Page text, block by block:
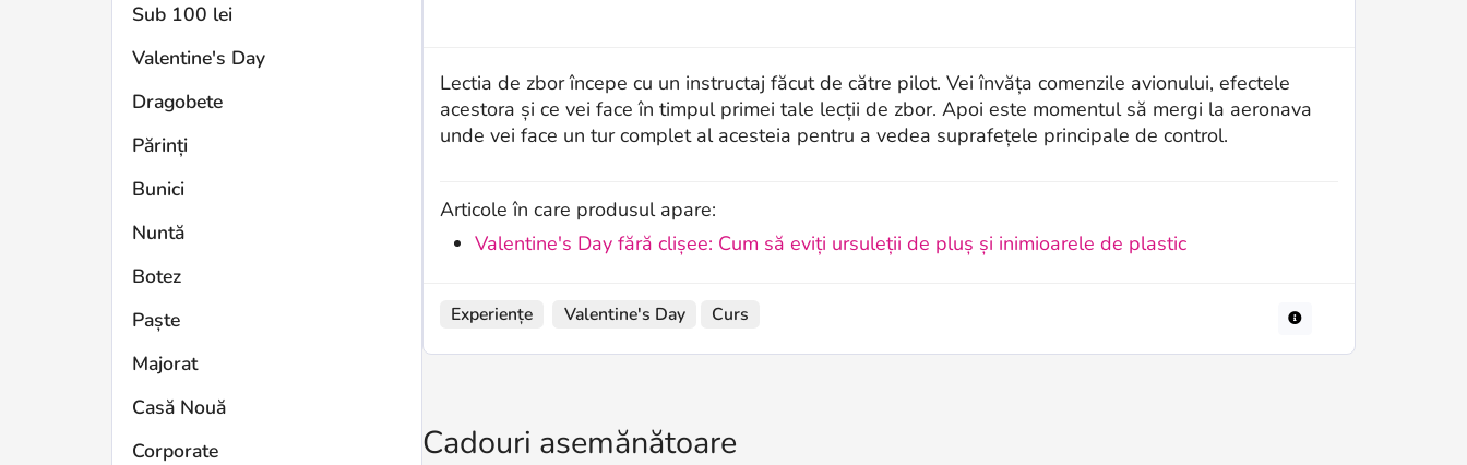
Sub 100 lei
Valentine's Day
Dragobete
Părinți
Bunici
Nuntă
Botez
Paște
Majorat
Casă Nouă
Corporate
Lectia de zbor începe cu un instructaj făcut de către pilot. Vei învăța comenzile avionului, efectele
acestora și ce vei face în timpul primei tale lecții de zbor. Apoi este momentul să mergi la aeronava
unde vei face un tur complet al acesteia pentru a vedea suprafețele principale de control.
Articole în care produsul apare:
Valentine's Day fără clișee: Cum să eviți ursuleții de pluș și inimioarele de plastic
Experiențe Valentine's Day Curs
Cadouri asemănătoare